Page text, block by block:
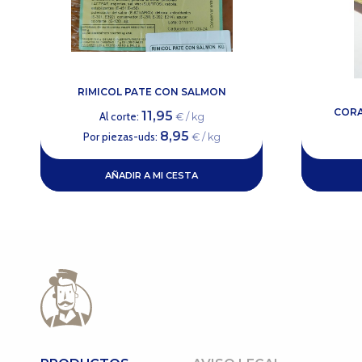
RIMICOL PATE CON SALMON
Al corte: 11,95 € / kg
Por piezas-uds: 8,95 € / kg
AÑADIR A MI CESTA